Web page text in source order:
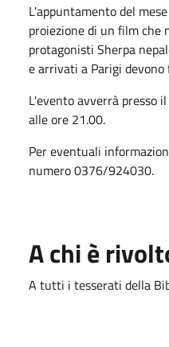
L'appuntamento del
proiezione di un film che
protagonisti Sherpa
e arrivati a Parigi
L'evento avverrà presso
alle ore 21.00.
Per eventuali
numero 0376/924030.
A chi è
A tutti i tesserati della